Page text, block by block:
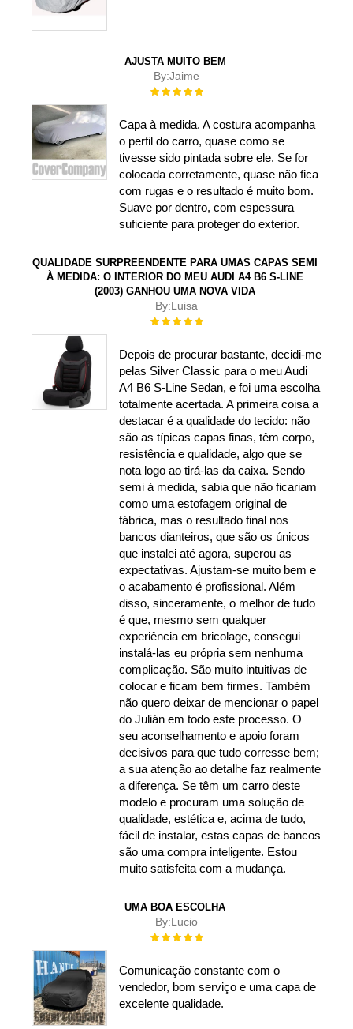
AJUSTA MUITO BEM
By:Jaime
Rating:
Capa à medida. A costura acompanha
o perfil do carro, quase como se
tivesse sido pintada sobre ele. Se for
colocada corretamente, quase não fica
com rugas e o resultado é muito bom.
Suave por dentro, com espessura
suficiente para proteger do exterior.
QUALIDADE SURPREENDENTE PARA UMAS CAPAS SEMI
À MEDIDA: O INTERIOR DO MEU AUDI A4 B6 S-LINE
(2003) GANHOU UMA NOVA VIDA
By:Luisa
Rating:
Depois de procurar bastante, decidi-me
pelas Silver Classic para o meu Audi
A4 B6 S-Line Sedan, e foi uma escolha
totalmente acertada. A primeira coisa a
destacar é a qualidade do tecido: não
são as típicas capas finas, têm corpo,
resistência e qualidade, algo que se
nota logo ao tirá-las da caixa. Sendo
semi à medida, sabia que não ficariam
como uma estofagem original de
fábrica, mas o resultado final nos
bancos dianteiros, que são os únicos
que instalei até agora, superou as
expectativas. Ajustam-se muito bem e
o acabamento é profissional. Além
disso, sinceramente, o melhor de tudo
é que, mesmo sem qualquer
experiência em bricolage, consegui
instalá-las eu própria sem nenhuma
complicação. São muito intuitivas de
colocar e ficam bem firmes. Também
não quero deixar de mencionar o papel
do Julián em todo este processo. O
seu aconselhamento e apoio foram
decisivos para que tudo corresse bem;
a sua atenção ao detalhe faz realmente
a diferença. Se têm um carro deste
modelo e procuram uma solução de
qualidade, estética e, acima de tudo,
fácil de instalar, estas capas de bancos
são uma compra inteligente. Estou
muito satisfeita com a mudança.
UMA BOA ESCOLHA
By:Lucio
Rating:
Comunicação constante com o
vendedor, bom serviço e uma capa de
excelente qualidade.